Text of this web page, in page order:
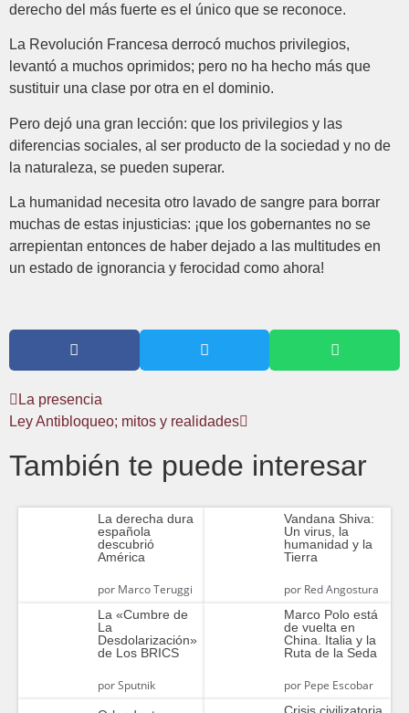
derecho del más fuerte es el único que se reconoce.
La Revolución Francesa derrocó muchos privilegios,
levantó a muchos oprimidos; pero no ha hecho más que
sustituir una clase por otra en el dominio.
Pero dejó una gran lección: que los privilegios y las
diferencias sociales, al ser producto de la sociedad y no de
la naturaleza, se pueden superar.
La humanidad necesita otro lavado de sangre para borrar
muchas de estas injusticias: ¡que los gobernantes no se
arrepientan entonces de haber dejado a las multitudes en
un estado de ignorancia y ferocidad como ahora!
La presencia
Ley Antibloqueo; mitos y realidades
También te puede interesar
La derecha dura
española
descubrió
América
porMarco Teruggi
Vandana Shiva:
Un virus, la
humanidad y la
Tierra
porRed Angostura
La «Cumbre de
La
Desdolarización»
de Los BRICS
porSputnik
Marco Polo está
de vuelta en
China. Italia y la
Ruta de la Seda
porPepe Escobar
Crisis civilizatoria